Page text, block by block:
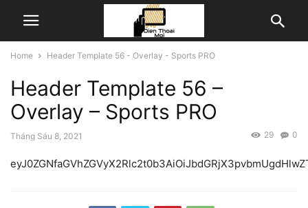
Home Header Template 56 - Overlay - Sports PRO
Header Template 56 –
Overlay – Sports PRO
Tháng Sáu 8, 2021 0
29